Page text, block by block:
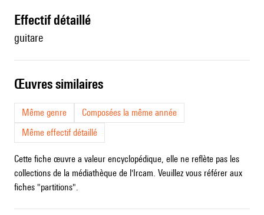
effectif détaillé
guitare
œuvres similaires
Même genre
Composées la même année
Même effectif détaillé
Cette fiche œuvre a valeur encyclopédique, elle ne reflète pas les
collections de la médiathèque de l'Ircam. Veuillez vous référer aux
fiches "partitions".